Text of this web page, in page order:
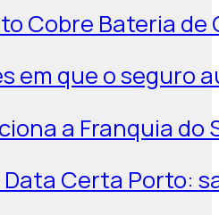
Cobre Bateria
em que o seguro
a Franquia do
Certa Porto: